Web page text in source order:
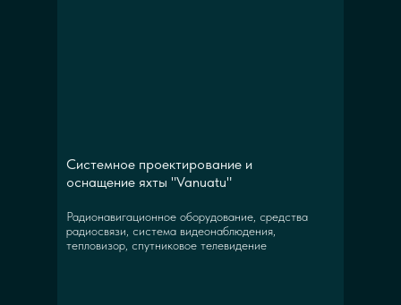
Радионавигационное оборудование, средства
радиосвязи, система видеонаблюдения,
тепловизор, спутниковое телевидение
Системное проектирование и
оснащение яхты "Vanuatu"